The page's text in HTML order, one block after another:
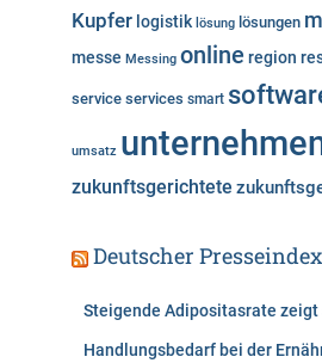
Kupfer logistik lösung lösungen
messe Messing online region
service services smart
umsatz
zukunftsgerichtete
Deutscher Presseindex
Steigende Adipositasrate
Handlungsbedarf bei der